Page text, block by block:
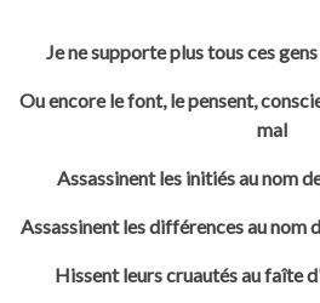
Je ne supporte plus tous ces
Ou encore le font, le pensent,
mal
Assassinent les initiés au nom
Assassinent les différences au nom
Hissent leurs cruautés au faîte